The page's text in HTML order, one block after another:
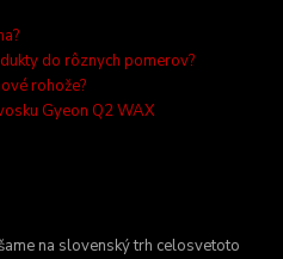
do rôznych pomerov?
rohože?
Gyeon Q2 WAX
na slovenský trh celosvetoto